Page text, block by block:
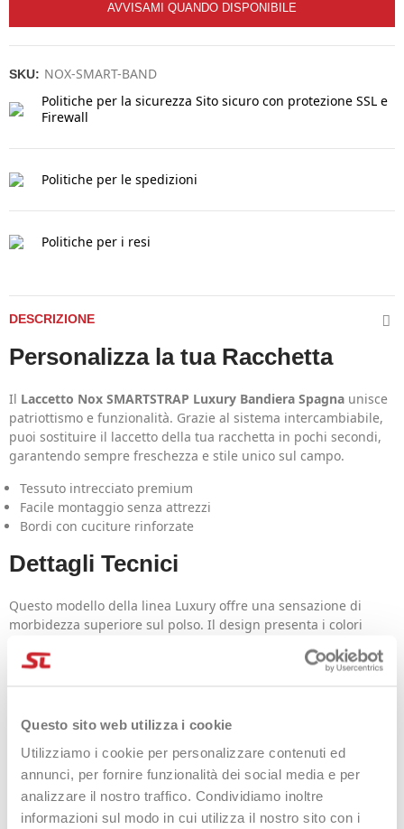
Questo sito web utilizza i cookie
Utilizziamo i cookie per personalizzare contenuti ed
annunci, per fornire funzionalità dei social media e per
analizzare il nostro traffico. Condividiamo inoltre
informazioni sul modo in cui utilizza il nostro sito con i
AVVISAMI QUANDO DISPONIBILE
SKU: NOX-SMART-BAND
Politiche per la sicurezza Sito sicuro con protezione SSL e
Firewall
Politiche per le spedizioni
Politiche per i resi
DESCRIZIONE
Personalizza la tua Racchetta
Il Laccetto Nox SMARTSTRAP Luxury Bandiera Spagna unisce
patriottismo e funzionalità. Grazie al sistema intercambiabile,
puoi sostituire il laccetto della tua racchetta in pochi secondi,
garantendo sempre freschezza e stile unico sul campo.
Tessuto intrecciato premium
Facile montaggio senza attrezzi
Bordi con cuciture rinforzate
Dettagli Tecnici
Questo modello della linea Luxury offre una sensazione di
morbidezza superiore sul polso. Il design presenta i colori
nere.
sudore e mantenere i colori brillanti.
FAQ